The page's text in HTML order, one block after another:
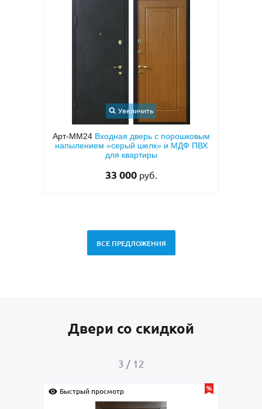
Увеличить
Арт-ММ24 Входная дверь с порошковым
напылением «серый шелк» и МДФ ПВХ
для квартиры
33 000 руб.
ВСЕ ПРЕДЛОЖЕНИЯ
Двери со скидкой
3 / 12
Быстрый просмотр